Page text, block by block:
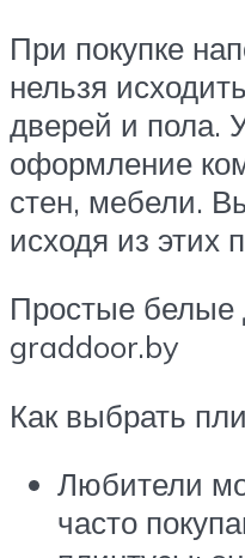
При покупке
нельзя
дверей и пола.
оформление
стен, мебели.
исходя из этих
Простые белые
graddoor.by
Как выбрать
Любители
часто